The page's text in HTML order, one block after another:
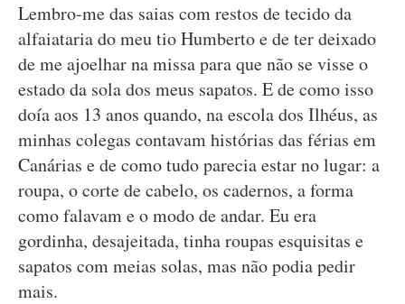
Lembro-me das saias com restos de tecido da
alfaiataria do meu tio Humberto e de ter deixado
de me ajoelhar na missa para que não se visse o
estado da sola dos meus sapatos. E de como isso
doía aos 13 anos quando, na escola dos Ilhéus, as
minhas colegas contavam histórias das férias em
Canárias e de como tudo parecia estar no lugar: a
roupa, o corte de cabelo, os cadernos, a forma
como falavam e o modo de andar. Eu era
gordinha, desajeitada, tinha roupas esquisitas e
sapatos com meias solas, mas não podia pedir
mais.